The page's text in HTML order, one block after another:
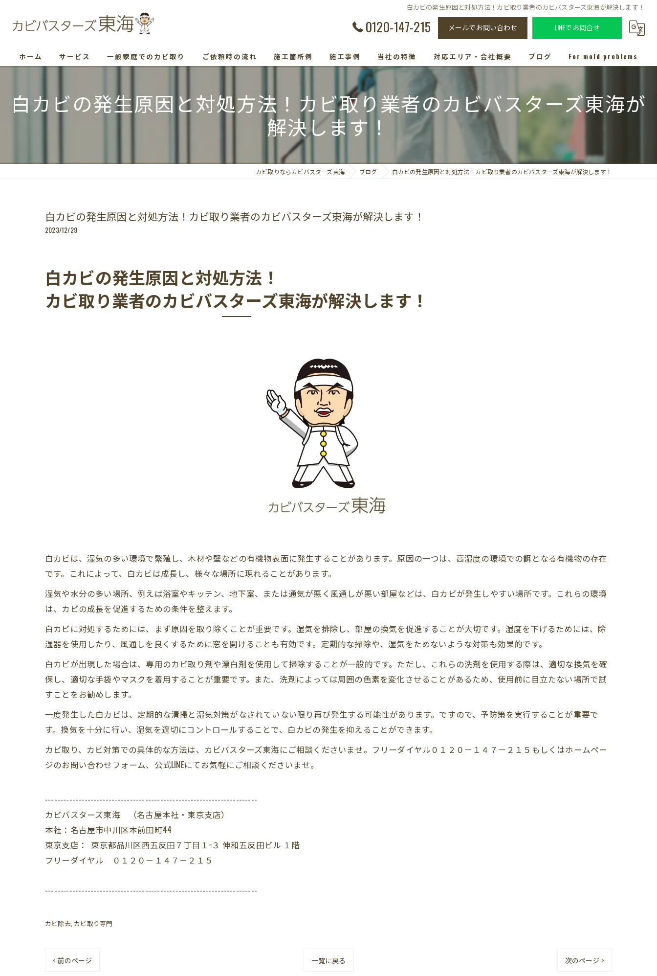
白カビの発生原因と対処方法！カビ取り業者のカビバスターズ東海が解決します！
0120-147-215 メールでお問い合わせ LINEでお問合せ
ホーム サービス 一般家庭でのカビ取り ご依頼時の流れ 施工箇所例 施工事例 当社の特徴
防カビ
カビ取り専門
カビ検査
対応エリア・会社概要 ブログ For mold problems
白カビの発生原因と対処方法！カビ取り業者のカビバスターズ東海が
解決します！
カビ取りならカビバスターズ東海 ブログ 白カビの発生原因と対処方法！カビ取り業者のカビバスターズ東海が解決します！
白カビの発生原因と対処方法！カビ取り業者のカビバスターズ東海が解決します！
2023/12/29
白カビの発生原因と対処方法！
カビ取り業者のカビバスターズ東海が解決します！
白カビは、湿気の多い環境で繁殖し、木材や壁などの有機物表面に発生することがあります。原因の一つは、高湿度の環境での餌となる有機物の存在
です。これによって、白カビは成長し、様々な場所に現れることがあります。
湿気や水分の多い場所、例えば浴室やキッチン、地下室、または通気が悪く風通しが悪い部屋などは、白カビが発生しやすい場所です。これらの環境
は、カビの成長を促進するための条件を整えます。
白カビに対処するためには、まず原因を取り除くことが重要です。湿気を排除し、部屋の換気を促進することが大切です。湿度を下げるためには、除
湿器を使用したり、風通しを良くするために窓を開けることも有効です。定期的な掃除や、湿気をためないような対策も効果的です。
白カビが出現した場合は、専用のカビ取り剤や漂白剤を使用して掃除することが一般的です。ただし、これらの洗剤を使用する際は、適切な換気を確
保し、適切な手袋やマスクを着用することが重要です。また、洗剤によっては周囲の色素を変化させることがあるため、使用前に目立たない場所で試
すことをお勧めします。
一度発生した白カビは、定期的な清掃と湿気対策がなされていない限り再び発生する可能性があります。ですので、予防策を実行することが重要で
す。換気を十分に行い、湿気を適切にコントロールすることで、白カビの発生を抑えることができます。
カビ取り、カビ対策での具体的な方法は、カビバスターズ東海にご相談くださいませ。フリーダイヤル０１２０－１４７－２１５もしくはホームペー
ジのお問い合わせフォーム、公式LINEにてお気軽にご相談くださいませ。
----------------------------------------------------------------------
カビバスターズ東海 （名古屋本社・東京支店）
本社：名古屋市中川区本前田町44
東京支店： 東京都品川区西五反田７丁目１−３ 伸和五反田ビル １階
フリーダイヤル ０１２０－１４７－２１５
----------------------------------------------------------------------
カビ除去 カビ取り専門
< 前のページ 一覧に戻る 次のページ >